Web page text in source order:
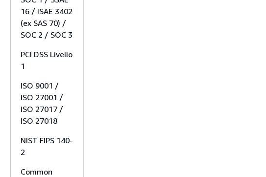
16 / ISAE 3402
(ex SAS 70) /
SOC 2 / SOC 3
PCI DSS Livello
1
ISO 9001 /
ISO 27001 /
ISO 27017 /
ISO 27018
NIST FIPS 140-
2
Common